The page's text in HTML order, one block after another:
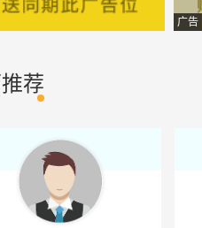
策划 市场营销
店导购
市场营销
市场营销
广告
荐